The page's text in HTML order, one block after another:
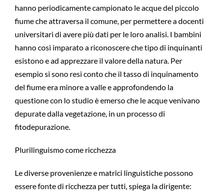
hanno periodicamente campionato le acque del piccolo
fiume che attraversa il comune, per permettere a docenti
universitari di avere più dati per le loro analisi. I bambini
hanno così imparato a riconoscere che tipo di inquinanti
esistono e ad apprezzare il valore della natura. Per
esempio si sono resi conto che il tasso di inquinamento
del fiume era minore a valle e approfondendo la
questione con lo studio è emerso che le acque venivano
depurate dalla vegetazione, in un processo di
fitodepurazione.
Plurilinguismo come ricchezza
Le diverse provenienze e matrici linguistiche possono
essere fonte di ricchezza per tutti, spiega la dirigente: